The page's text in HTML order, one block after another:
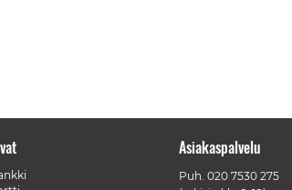
Asiakaspalvelu
Puh. 020 7530 275